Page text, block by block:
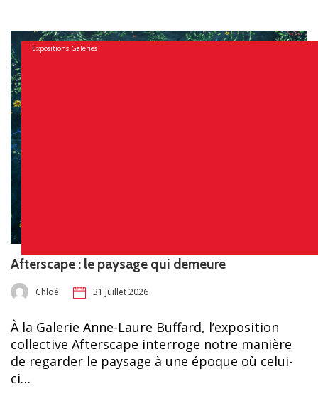
Expositions Galeries
Afterscape : le paysage qui demeure
Chloé 31 juillet 2026
À la Galerie Anne-Laure Buffard, l’exposition
collective Afterscape interroge notre manière
de regarder le paysage à une époque où celui-
ci…